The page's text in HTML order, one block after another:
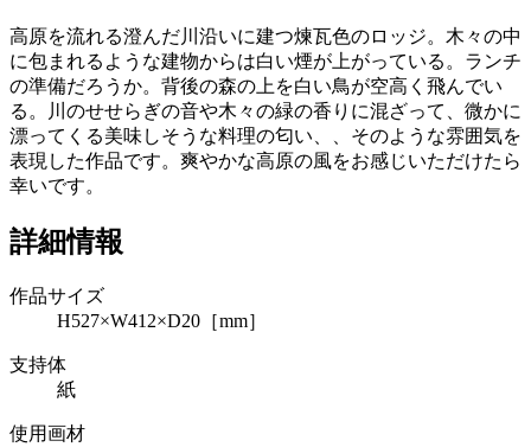
高原を流れる澄んだ川沿いに建つ煉瓦色のロッジ。木々の中
に包まれるような建物からは白い煙が上がっている。ランチ
の準備だろうか。背後の森の上を白い鳥が空高く飛んでい
る。川のせせらぎの音や木々の緑の香りに混ざって、微かに
漂ってくる美味しそうな料理の匂い、、そのような雰囲気を
表現した作品です。爽やかな高原の風をお感じいただけたら
幸いです。
詳細情報
作品サイズ
H527×W412×D20［mm］
支持体
紙
使用画材